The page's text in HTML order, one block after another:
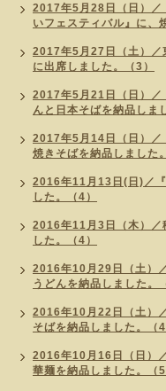
2017年5月28日（日）／
いフェスティバル』に、
2017年5月27日（土）／
に出席しました。（3）
2017年5月21日（日）／
んと日本そばを納品しま
2017年5月14日（日）／
焼きそばを納品しました
2016年11月13日(日)／
した。（4）
2016年11月3日（木）／
した。（4）
2016年10月29日（土）
うどんを納品しました。
2016年10月22日（土）
そばを納品しました。（4
2016年10月16日（日）
華麺を納品しました。（5